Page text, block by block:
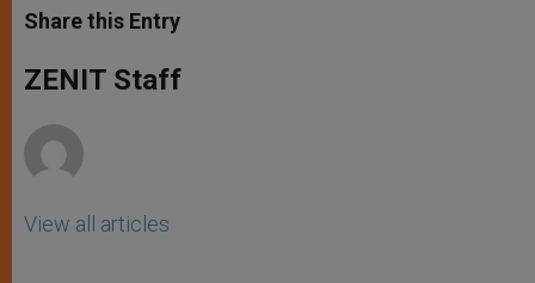
t
s
p
p
s
e
g
e
e
b
o
k
Share this Entry
ZENIT Staff
View all articles